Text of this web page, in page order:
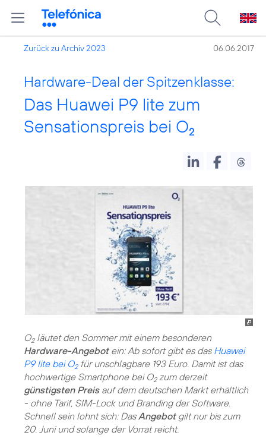
Zurück zu Archiv 2023 06.06.2017
Hardware-Deal der Spitzenklasse:
Das Huawei P9 lite zum
Sensationspreis bei O2
O2läutet den Sommer mit einem besonderen
Hardware-Angebotein: Ab sofort gibt es das Huawei
P9 lite bei O2für unschlagbare 193 Euro. Damit ist das
hochwertige Smartphone bei O2zum derzeit
günstigsten Preisauf dem deutschen Markt erhältlich
- ohne Tarif, SIM-Lock und Branding der Software.
Schnell sein lohnt sich: DasAngebotgilt nur bis zum
20. Juni und solange der Vorrat reicht.